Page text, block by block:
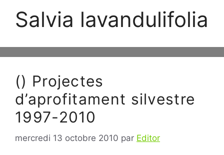
Salvia lavandulifolia
() Projectes
d’aprofitament silvestre
1997-2010
mercredi 13 octobre 2010 par Editor